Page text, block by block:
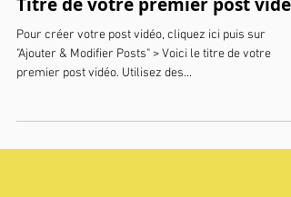
Titre de votre premier post vidéo
Pour créer votre post vidéo, cliquez ici puis sur
premier post vidéo. Utilisez des...